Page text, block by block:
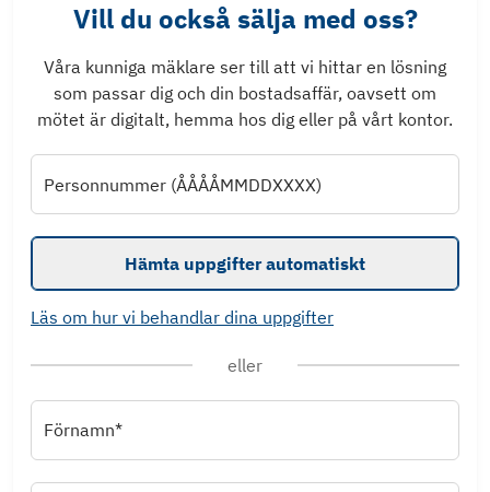
Vill du också sälja med oss?
Våra kunniga mäklare ser till att vi hittar en lösning
som passar dig och din bostadsaffär, oavsett om
mötet är digitalt, hemma hos dig eller på vårt kontor.
Personnummer (ÅÅÅÅMMDDXXXX)
Hämta uppgifter automatiskt
Läs om hur vi behandlar dina uppgifter
eller
Förnamn*